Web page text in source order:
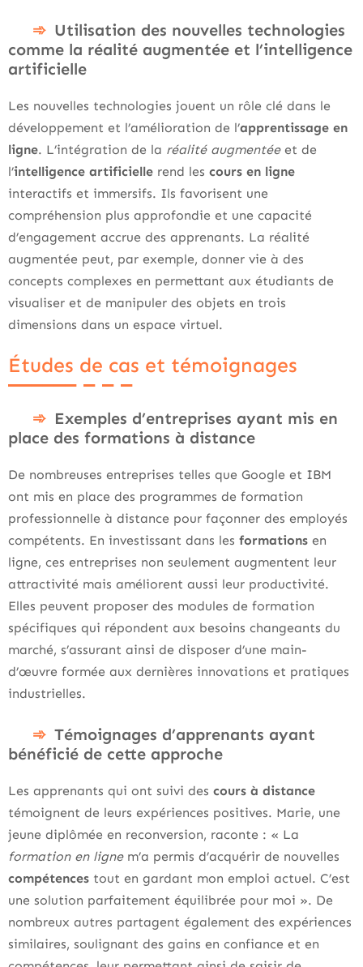
Utilisation des nouvelles technologies
comme la réalité augmentée et l’intelligence
artificielle
Les nouvelles technologies jouent un rôle clé dans le
développement et l’amélioration de l’apprentissage en
ligne. L’intégration de la réalité augmentéeet de
l’intelligence artificielle rend les cours en ligne
interactifs et immersifs. Ils favorisent une
compréhension plus approfondie et une capacité
d’engagement accrue des apprenants. La réalité
augmentée peut, par exemple, donner vie à des
concepts complexes en permettant aux étudiants de
visualiser et de manipuler des objets en trois
dimensions dans un espace virtuel.
Études de cas et témoignages
Exemples d’entreprises ayant mis en
place des formations à distance
De nombreuses entreprises telles que Google et IBM
ont mis en place des programmes de formation
professionnelle à distance pour façonner des employés
compétents. En investissant dans les formations en
ligne, ces entreprises non seulement augmentent leur
attractivité mais améliorent aussi leur productivité.
Elles peuvent proposer des modules de formation
spécifiques qui répondent aux besoins changeants du
marché, s’assurant ainsi de disposer d’une main-
d’œuvre formée aux dernières innovations et pratiques
industrielles.
Témoignages d’apprenants ayant
bénéficié de cette approche
Les apprenants qui ont suivi des cours à distance
témoignent de leurs expériences positives. Marie, une
jeune diplômée en reconversion, raconte : « La
formation en lignem’a permis d’acquérir de nouvelles
compétences tout en gardant mon emploi actuel. C’est
une solution parfaitement équilibrée pour moi ». De
nombreux autres partagent également des expériences
similaires, soulignant des gains en confiance et en